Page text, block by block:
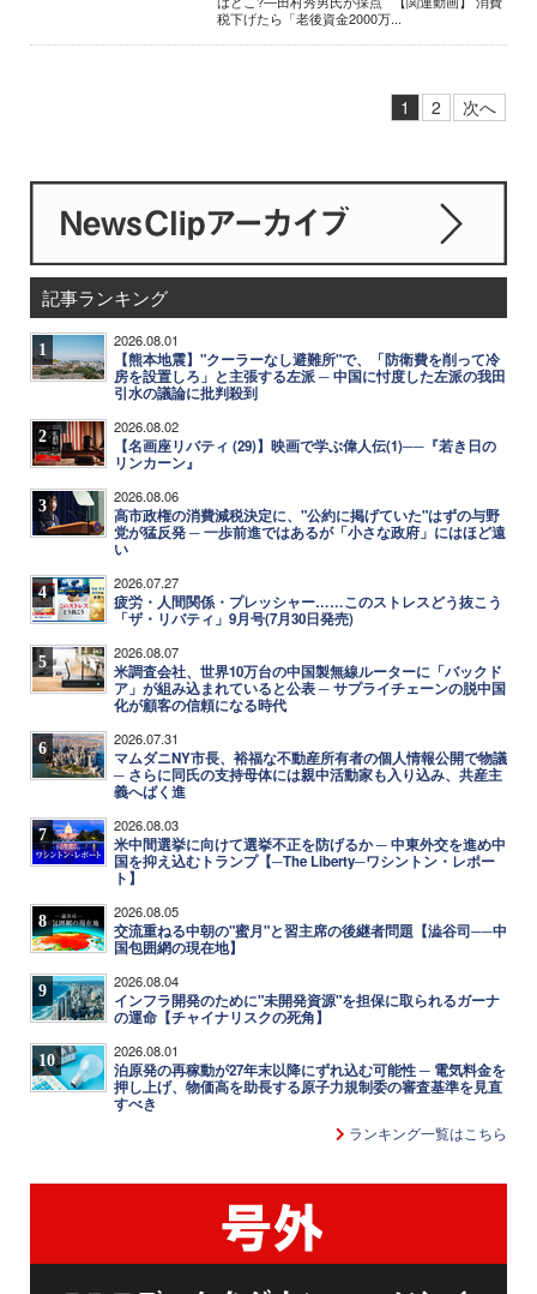
税下げたら「老後資金2000万...
1 2 次へ
記事ランキング
1 2026.08.01
【熊本地震】"クーラーなし避難所"で、「防衛費を削って冷
房を設置しろ」と主張する左派 ─ 中国に忖度した左派の我田
引水の議論に批判殺到
2 2026.08.02
【名画座リバティ (29)】映画で学ぶ偉人伝(1)──『若き日の
リンカーン』
3 2026.08.06
高市政権の消費減税決定に、"公約に掲げていた"はずの与野
党が猛反発 ─ 一歩前進ではあるが「小さな政府」にはほど遠
い
4 2026.07.27
疲労・人間関係・プレッシャー……このストレスどう抜こう
「ザ・リバティ」9月号(7月30日発売)
5 2026.08.07
米調査会社、世界10万台の中国製無線ルーターに「バックド
ア」が組み込まれていると公表 ─ サプライチェーンの脱中国
化が顧客の信頼になる時代
6 2026.07.31
マムダニNY市長、裕福な不動産所有者の個人情報公開で物議
─ さらに同氏の支持母体には親中活動家も入り込み、共産主
義へばく進
7 2026.08.03
米中間選挙に向けて選挙不正を防げるか ─ 中東外交を進め中
国を抑え込むトランプ【─The Liberty─ワシントン・レポー
ト】
8 2026.08.05
交流重ねる中朝の"蜜月"と習主席の後継者問題【澁谷司──中
国包囲網の現在地】
9 2026.08.04
インフラ開発のために"未開発資源"を担保に取られるガーナ
の運命【チャイナリスクの死角】
10 2026.08.01
泊原発の再稼動が27年末以降にずれ込む可能性 ─ 電気料金を
押し上げ、物価高を助長する原子力規制委の審査基準を見直
すべき
ランキング一覧はこちら